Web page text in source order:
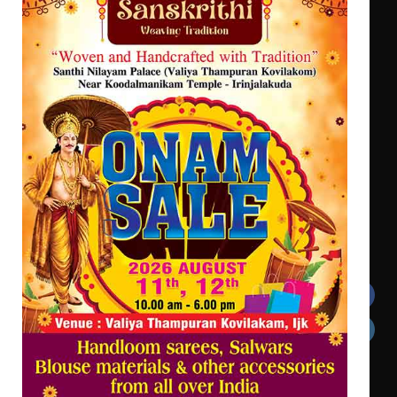
ഡോക്ടറേറ്റ് നേടിയ എൻ. ആര്യ
ട്യുണീഷ്യൻ ചിത്രം ” ദി വോയിസ്
ഓഫ് ഹിന്ദ് റജബ് ” ഇരിങ്ങാലക്കുട
ഫിലിം സൊസൈറ്റി ആഗസ്റ്റ് 7
വെള്ളിയാഴ്ച സ്‌ക്രീൻ ചെയ്യുന്നു
Get In Touch
Twitter Facebook
LinkedIn Instagram
YouTube